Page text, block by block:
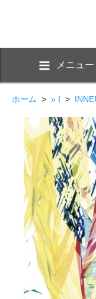
メニュー
ホーム > » I >